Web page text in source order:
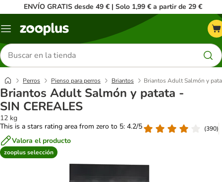
ENVÍO GRATIS desde 49 € | Solo 1,99 € a partir de 29 €
Menú
Buscar
productos
Perros Pienso para perros Briantos Briantos Adult Salmón y
Briantos Adult Salmón y patata -
SIN CEREALES
12 kg
This is a stars rating area from zero to 5: 4.2/5
(390)
Valora el producto
zooplus selección